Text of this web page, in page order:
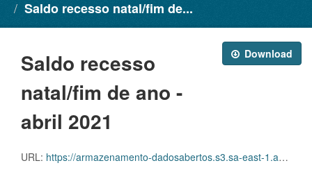
Saldo recesso natal/fim de...
Download
Saldo recesso
natal/fim de ano -
abril 2021
URL: https://armazenamento-dadosabertos.s3.sa-east-1.amazonaws.com/Plano+2016_2018_Grupos+de+dados/INSS+-+Frequ%C3%AAncia+dos+Servidores+-+SISREF/D.SRF.FQS.002.ACSINSS.202104.csv